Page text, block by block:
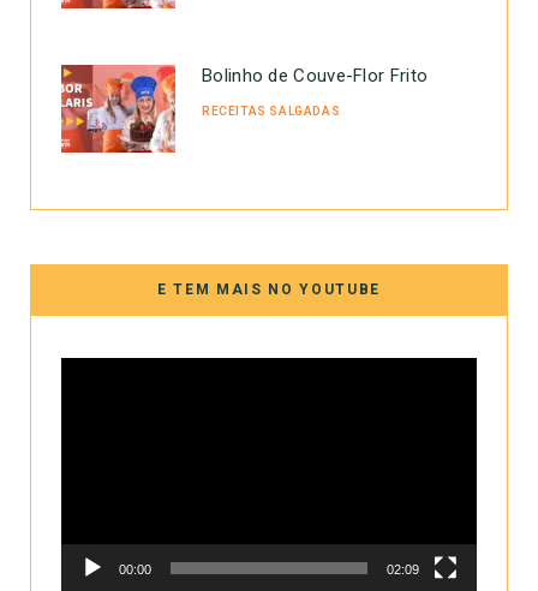
Bolinho de Couve-Flor Frito
RECEITAS SALGADAS
E TEM MAIS NO YOUTUBE
00:00 02:09